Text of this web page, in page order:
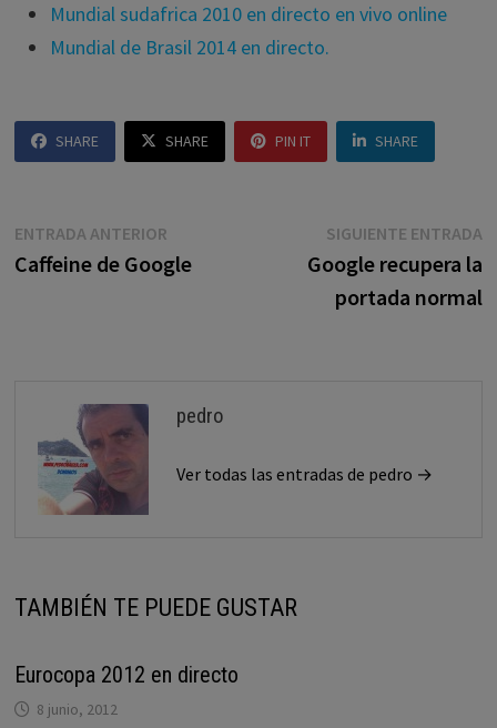
Mundial sudafrica 2010 en directo en vivo online
Mundial de Brasil 2014 en directo.
SHARE SHARE PIN IT SHARE
Navegación
de
ENTRADA ANTERIOREntrada
anterior:
Caffeine de Google
SIGUIENTE ENTRADA
Google recupera la
portada normal
pedro
Ver todas las entradas de pedro →
TAMBIÉN TE PUEDE GUSTAR
Eurocopa 2012 en directo
8 junio, 2012